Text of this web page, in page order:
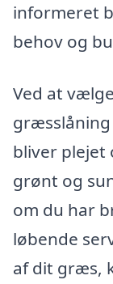
informeret
behov og
Ved at
bliver plejet
grønt og
om du har
løbende
af dit græs,